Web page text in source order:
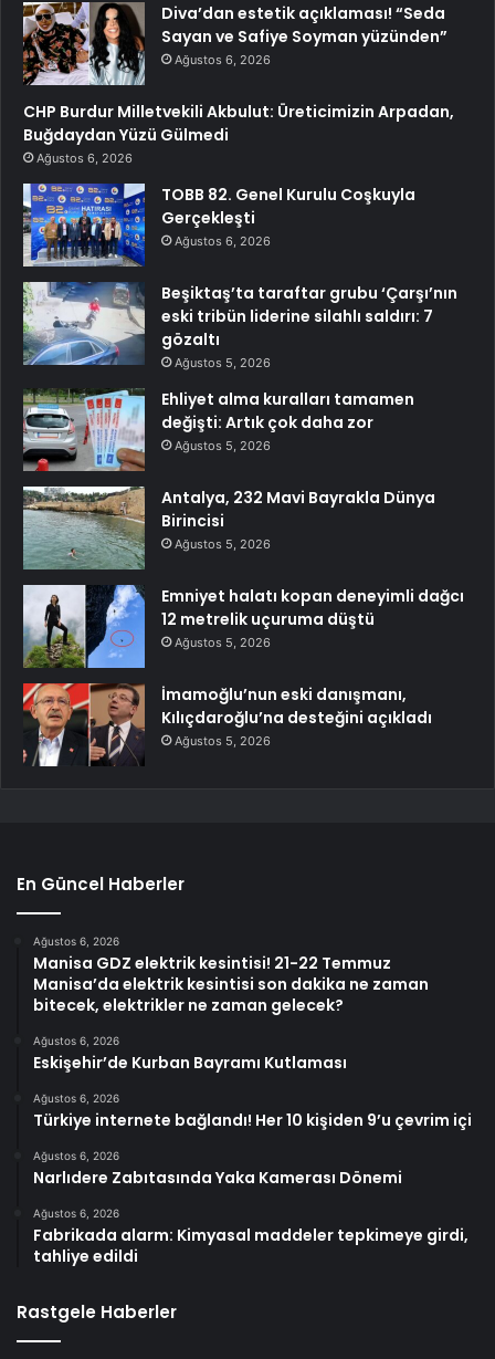
Diva’dan estetik açıklaması! “Seda
Sayan ve Safiye Soyman yüzünden”
Ağustos 6, 2026
CHP Burdur Milletvekili Akbulut: Üreticimizin Arpadan,
Buğdaydan Yüzü Gülmedi
Ağustos 6, 2026
TOBB 82. Genel Kurulu Coşkuyla
Gerçekleşti
Ağustos 6, 2026
Beşiktaş’ta taraftar grubu ‘Çarşı’nın
eski tribün liderine silahlı saldırı: 7
gözaltı
Ağustos 5, 2026
Ehliyet alma kuralları tamamen
değişti: Artık çok daha zor
Ağustos 5, 2026
Antalya, 232 Mavi Bayrakla Dünya
Birincisi
Ağustos 5, 2026
Emniyet halatı kopan deneyimli dağcı
12 metrelik uçuruma düştü
Ağustos 5, 2026
İmamoğlu’nun eski danışmanı,
Kılıçdaroğlu’na desteğini açıkladı
Ağustos 5, 2026
En Güncel Haberler
Ağustos 6, 2026
Manisa GDZ elektrik kesintisi! 21-22 Temmuz
Manisa’da elektrik kesintisi son dakika ne zaman
bitecek, elektrikler ne zaman gelecek?
Ağustos 6, 2026
Eskişehir’de Kurban Bayramı Kutlaması
Ağustos 6, 2026
Türkiye internete bağlandı! Her 10 kişiden 9’u çevrim içi
Ağustos 6, 2026
Narlıdere Zabıtasında Yaka Kamerası Dönemi
Ağustos 6, 2026
Fabrikada alarm: Kimyasal maddeler tepkimeye girdi,
tahliye edildi
Rastgele Haberler